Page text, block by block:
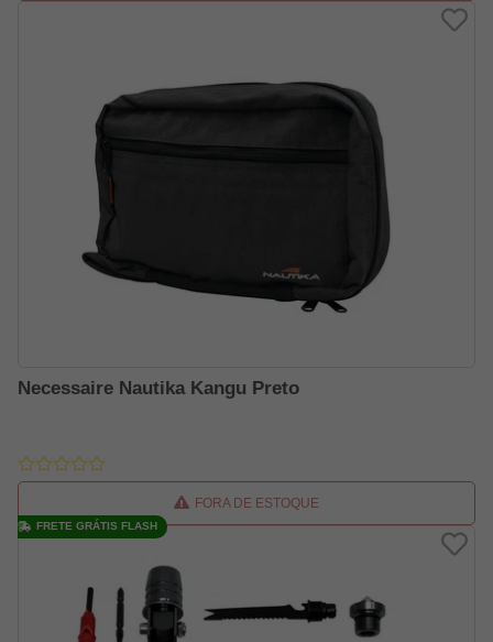
Necessaire Nautika Kangu Preto
FORA DE ESTOQUE
FRETE GRÁTIS FLASH